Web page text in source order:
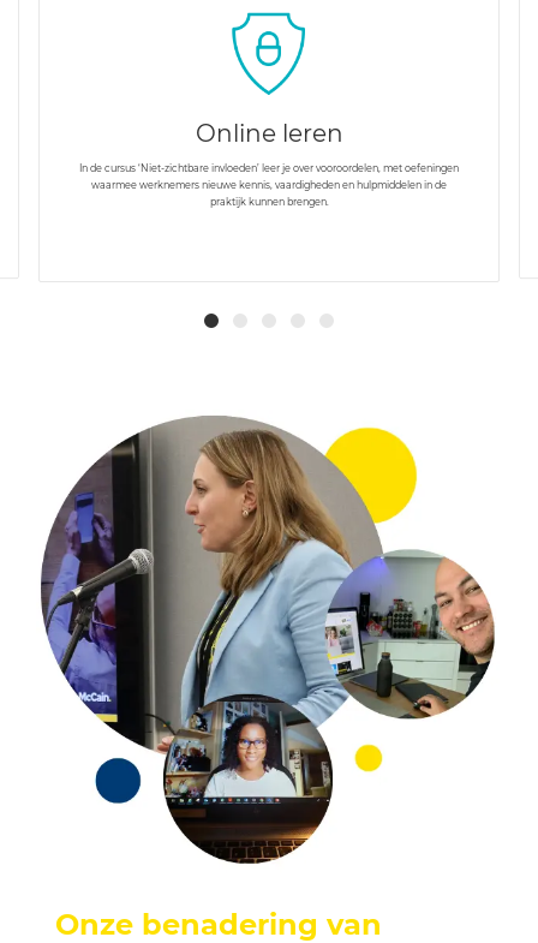
Online leren
In de cursus ‘Niet-zichtbare invloeden’ leer je over vooroordelen, met oefeningen
waarmee werknemers nieuwe kennis, vaardigheden en hulpmiddelen in de
praktijk kunnen brengen.
Onze benadering van